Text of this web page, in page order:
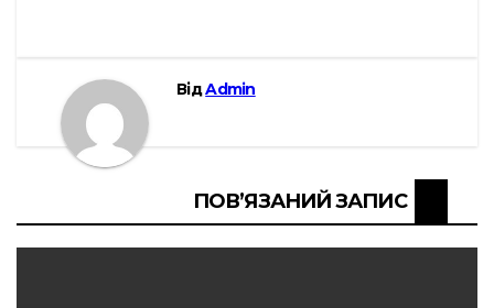
ВідAdmin
ПОВ’ЯЗАНИЙ ЗАПИС